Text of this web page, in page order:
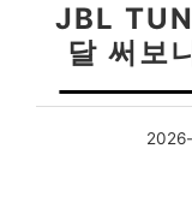
JBL
달 써보